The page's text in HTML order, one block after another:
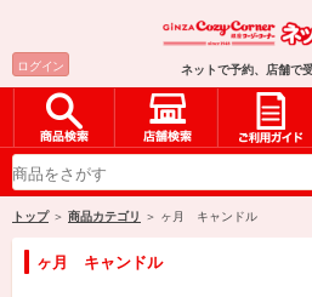
ログイン ネットで予約、店舗で
トップ ＞ 商品カテゴリ ＞ ヶ月 キャンドル
ヶ月 キャンドル